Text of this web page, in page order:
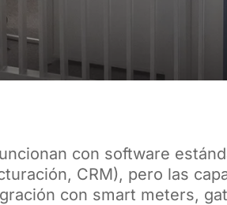
con software
CRM), pero las
con smart meters,